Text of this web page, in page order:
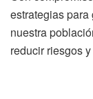
estrategias
nuestra
reducir riesgos